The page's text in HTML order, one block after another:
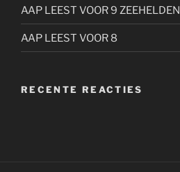
AAP LEEST VOOR 9 ZEEHELDEN
AAP LEEST VOOR 8
RECENTE REACTIES